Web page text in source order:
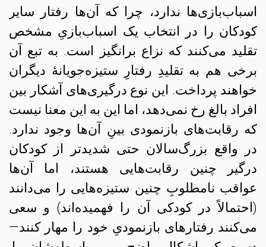
اسباب‌بازی‌ها ندارد، چرا که آن‌ها رفتار سایر
کودکان را در انتخاب یک اسباب‌بازیِ مشخص
تقلید می‌کنند که نزاع‌ برانگیز است. به تبع آن
برخی هم به تقلیدِ رفتارِ ستیزه‌جویانهٔ دیگران
خواهند پرداخت. این نوع درگیری‌های آشکار بین
افراد بالغ رخ نمی‌دهد،‌ اما این به این معنا نیست
که رقابت‌های بازنمودی بینِ آن‌ها وجود ندارد.
در واقع بزرگ‌سالان حتی شدیدتر از کودکان
درگیر چنین رقابت‌هایی هستند، اما آن‌ها
عواقب نامطلوبِ چنین ستیزه‌هایی را می‌دانند
(احتمالاً در کودکی آن را فهمیده‌اند) و سعی
می‌کنند رفتارهای بازنمودیِ خود را مهار کنند—